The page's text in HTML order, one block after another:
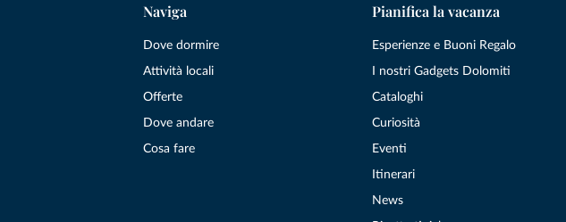
Naviga
Dove dormire
Attività locali
Offerte
Dove andare
Cosa fare
Pianifica la vacanza
Esperienze e Buoni Regalo
I nostri Gadgets Dolomiti
Cataloghi
Curiosità
Eventi
Itinerari
News